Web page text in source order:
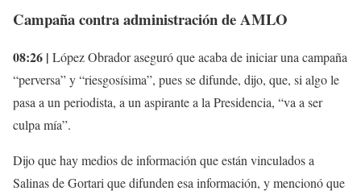
Campaña contra administración de AMLO
08:26 | López Obrador aseguró que acaba de iniciar una campaña
“perversa” y “riesgosísima”, pues se difunde, dijo, que, si algo le
pasa a un periodista, a un aspirante a la Presidencia, “va a ser
culpa mía”.
Dijo que hay medios de información que están vinculados a
Salinas de Gortari que difunden esa información, y mencionó que